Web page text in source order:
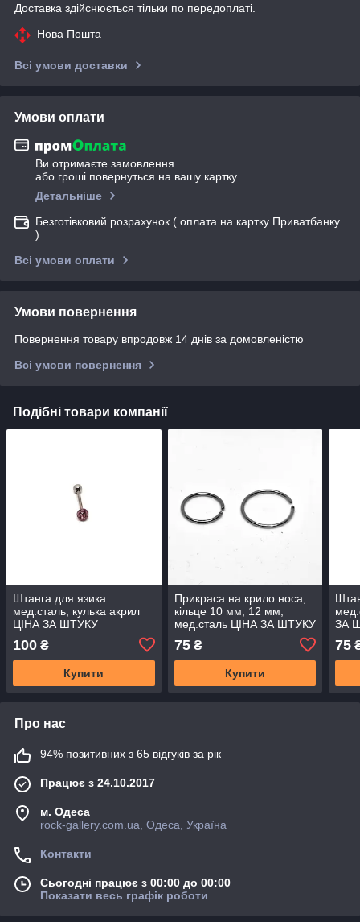
Доставка здійснюється тільки по передоплаті.
Нова Пошта
Всі умови доставки
Умови оплати
Ви отримаєте замовлення
або гроші повернуться на вашу картку
Детальніше
Безготівковий розрахунок ( оплата на картку Приватбанку
)
Всі умови оплати
Умови повернення
Повернення товару впродовж 14 днів за домовленістю
Всі умови повернення
Подібні товари компанії
Штанга для язика
мед.сталь, кулька акрил
ЦIНА ЗА ШТУКУ
100 ₴
Купити
Прикраса на крило носа,
кільце 10 мм, 12 мм,
мед.сталь ЦIНА ЗА ШТУКУ
75₴
Купити
ЗА
75
Про нас
94% позитивних з 65 відгуків за рік
Працює з 24.10.2017
м. Одеса
rock-gallery.com.ua, Одеса, Україна
Контакти
Сьогодні працює з 00:00 до 00:00
Показати весь графік роботи